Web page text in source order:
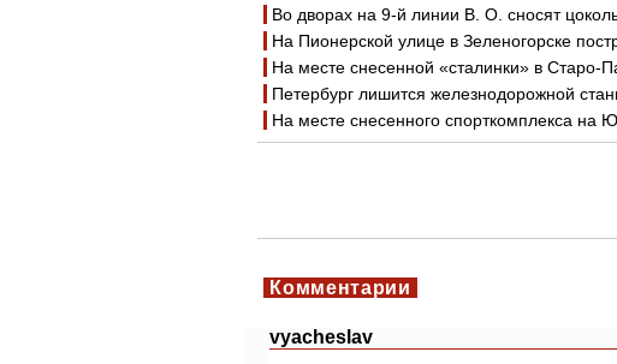
Во дворах на 9-й линии В. О. сносят
На Пионерской улице в Зеленогорске
На месте снесенной «сталинки» в Старо-
Петербург лишится железнодорожной
На месте снесенного спорткомплекса на
Комментарии
vyacheslav